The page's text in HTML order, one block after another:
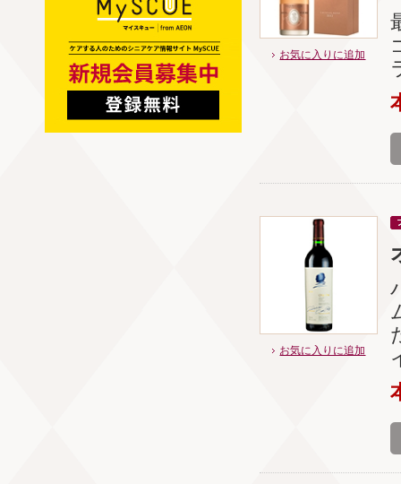
お気に入りに追加
お気に入りに追加